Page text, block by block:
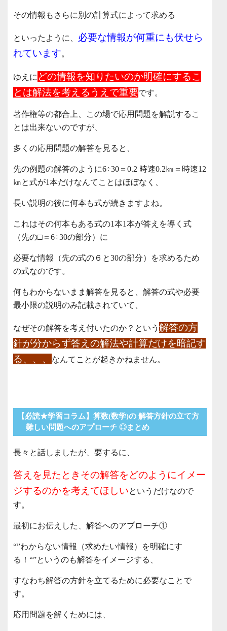
その情報もさらに別の計算式によって求める
といったように、 必要な情報が何重にも伏せら
れています。
ゆえに どの情報を知りたいのか明確にするこ
とは解法を考えるうえで重要です。
著作権等の都合上、この場で応用問題を解説するこ
とは出来ないのですが、
多くの応用問題の解答を見ると、
先の例題の解答のように6÷30＝0.2 時速0.2㎞＝時速12
㎞と式が1本だけなんてことはほぼなく、
長い説明の後に何本も式が続きますよね。
これはその何本もある式の1本1本が答えを導く式
（先の□＝6÷30の部分）に
必要な情報（先の式の６と30の部分）を求めるため
の式なのです。
何もわからないまま解答を見ると、解答の式や必要
最小限の説明のみ記載されていて、
なぜその解答を考え付いたのか？という 解答の方
針が分からず答えの解法や計算だけを暗記す
る、、、
なんてことが起きかねません。
【必読★学習コラム】算数(数学)の 解答方針の立て方
難しい問題へのアプローチ ◎まとめ
長々と話しましたが、要するに、
答えを見たときその解答をどのようにイメー
ジするのかを考えてほしいというだけなので
す。
最初にお伝えした、解答へのアプローチ①
“”わからない情報（求めたい情報）を明確にす
る！“”というのも解答をイメージする、
すなわち解答の方針を立てるために必要なことで
す。
応用問題を解くためには、